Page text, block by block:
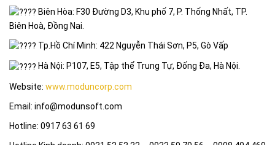
Biên Hòa: F30 Đường D3, Khu phố 7, P. Thống Nhất, TP.
Biên Hoà, Đồng Nai.
Tp.Hồ Chí Minh: 422 Nguyễn Thái Sơn, P5, Gò Vấp
Hà Nội: P107, E5, Tập thể Trung Tự, Đống Đa, Hà Nội.
Website: www.moduncorp.com
Email: info@modunsoft.com
Hotline: 0917 63 61 69